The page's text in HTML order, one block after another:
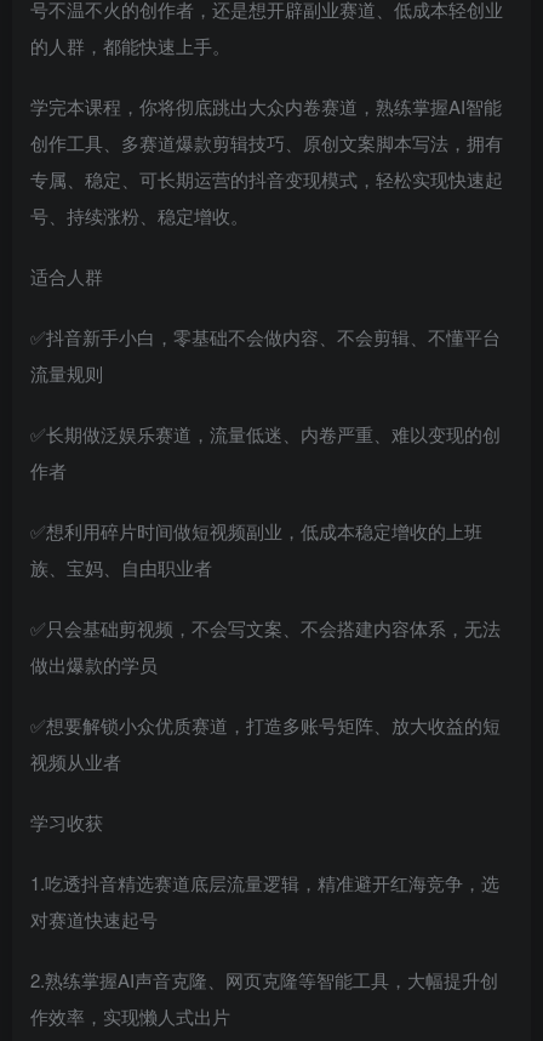
号不温不火的创作者，还是想开辟副业赛道、低成本轻创业
的人群，都能快速上手。
学完本课程，你将彻底跳出大众内卷赛道，熟练掌握AI智能
创作工具、多赛道爆款剪辑技巧、原创文案脚本写法，拥有
专属、稳定、可长期运营的抖音变现模式，轻松实现快速起
号、持续涨粉、稳定增收。
适合人群
✅抖音新手小白，零基础不会做内容、不会剪辑、不懂平台
流量规则
✅长期做泛娱乐赛道，流量低迷、内卷严重、难以变现的创
作者
✅想利用碎片时间做短视频副业，低成本稳定增收的上班
族、宝妈、自由职业者
✅只会基础剪视频，不会写文案、不会搭建内容体系，无法
做出爆款的学员
✅想要解锁小众优质赛道，打造多账号矩阵、放大收益的短
视频从业者
学习收获
1.吃透抖音精选赛道底层流量逻辑，精准避开红海竞争，选
对赛道快速起号
2.熟练掌握AI声音克隆、网页克隆等智能工具，大幅提升创
作效率，实现懒人式出片